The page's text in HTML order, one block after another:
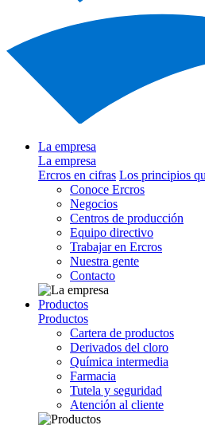
La empresa
La empresa
Ercros en cifras Los principios
Conoce Ercros
Negocios
Centros de producción
Equipo directivo
Trabajar en Ercros
Nuestra gente
Contacto
Productos
Productos
Cartera de productos
Derivados del cloro
Química intermedia
Farmacia
Tutela y seguridad
Atención al cliente